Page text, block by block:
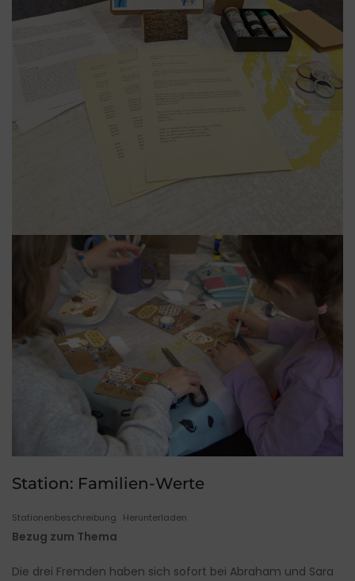
Station: Familien-Werte
Stationenbeschreibung Herunterladen
Bezug zum Thema
Die drei Fremden haben sich sofort bei Abraham und Sara